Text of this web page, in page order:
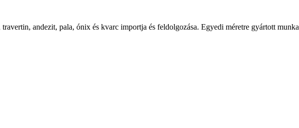
andezit, pala, ónix és kvarc importja és feldolgozása. Egyedi méretre gyártott